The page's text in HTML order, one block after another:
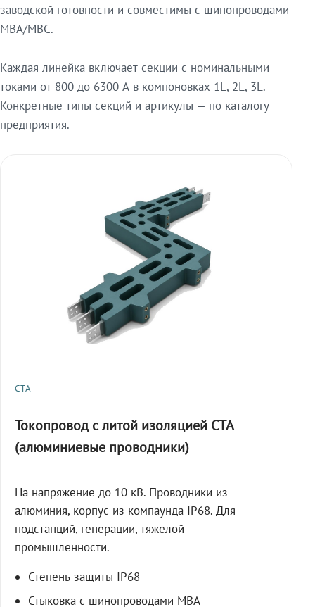
заводской готовности и совместимы с шинопроводами
МВА/МВС.
Каждая линейка включает секции с номинальными
токами от 800 до 6300 А в компоновках 1L, 2L, 3L.
Конкретные типы секций и артикулы — по каталогу
предприятия.
СТА
Токопровод с литой изоляцией СТА
(алюминиевые проводники)
На напряжение до 10 кВ. Проводники из
алюминия, корпус из компаунда IP68. Для
подстанций, генерации, тяжёлой
промышленности.
Степень защиты IP68
Стыковка с шинопроводами МВА